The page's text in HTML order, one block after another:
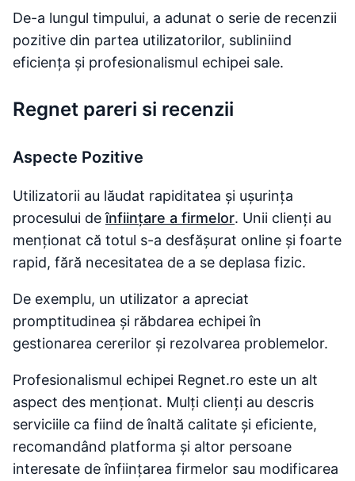
De-a lungul timpului, a adunat o serie de recenzii
pozitive din partea utilizatorilor, subliniind
eficiența și profesionalismul echipei sale.
Regnet pareri si recenzii
Aspecte Pozitive
Utilizatorii au lăudat rapiditatea și ușurința
procesului deînființare a firmelor. Unii clienți au
menționat că totul s-a desfășurat online și foarte
rapid, fără necesitatea de a se deplasa fizic.
De exemplu, un utilizator a apreciat
promptitudinea și răbdarea echipei în
gestionarea cererilor și rezolvarea problemelor​.
Profesionalismul echipei Regnet.ro este un alt
aspect des menționat. Mulți clienți au descris
serviciile ca fiind de înaltă calitate și eficiente,
recomandând platforma și altor persoane
interesate de înființarea firmelor sau modificarea